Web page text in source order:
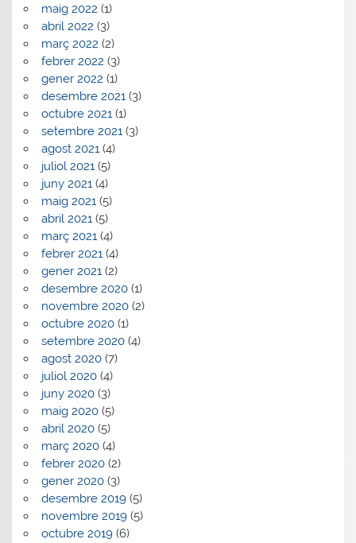
maig 2022 (1)
abril 2022 (3)
març 2022 (2)
febrer 2022 (3)
gener 2022 (1)
desembre 2021(3)
octubre 2021(1)
setembre 2021(3)
agost 2021(4)
juliol 2021(5)
juny 2021(4)
maig 2021(5)
abril 2021(5)
març 2021(4)
febrer 2021(4)
gener 2021(2)
desembre 2020(1)
novembre 2020(2)
octubre 2020(1)
setembre 2020(4)
agost 2020(7)
juliol 2020(4)
juny 2020(3)
maig 2020(5)
abril 2020(5)
març 2020(4)
febrer 2020(2)
gener 2020(3)
desembre 2019(5)
novembre 2019(5)
octubre 2019(6)